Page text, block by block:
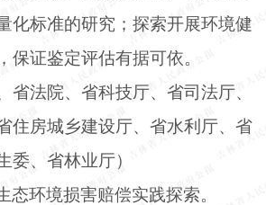
化标准的研究；探索开展环境健
保证鉴定评估有据可依。
省法院、省科技厅、省司法厅、
住房城乡建设厅、省水利厅、省
委、省林业厅）
态环境损害赔偿实践探索。